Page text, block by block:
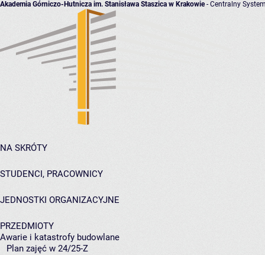
Akademia Górniczo-Hutnicza im. Stanisława Staszica w Krakowie- Centralny
NA SKRÓTY
STUDENCI, PRACOWNICY
JEDNOSTKI ORGANIZACYJNE
PRZEDMIOTY
Awarie i katastrofy budowlane
Plan zajęć w 24/25-Z